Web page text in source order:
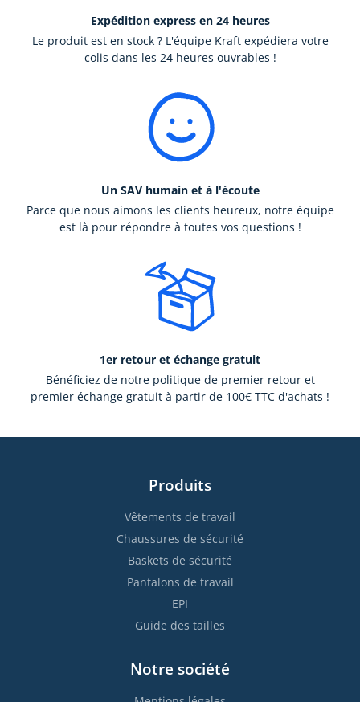
Expédition express en 24 heures
Le produit est en stock ? L'équipe Kraft expédiera votre
colis dans les 24 heures ouvrables !
Un SAV humain et à l'écoute
Parce que nous aimons les clients heureux, notre équipe
est là pour répondre à toutes vos questions !
1er retour et échange gratuit
Bénéficiez de notre politique de premier retour et
premier échange gratuit à partir de 100€ TTC d'achats !
Produits
Vêtements de travail
Chaussures de sécurité
Baskets de sécurité
Pantalons de travail
EPI
Guide des tailles
Notre société